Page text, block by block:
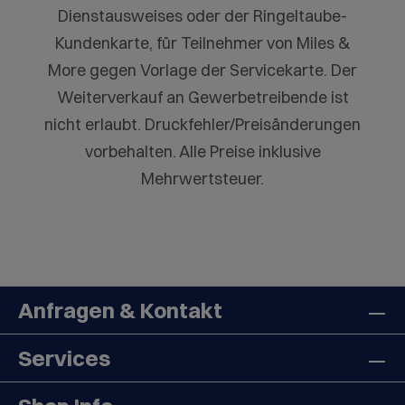
Dienstausweises oder der Ringeltaube-
Kundenkarte, für Teilnehmer von Miles &
More gegen Vorlage der Servicekarte. Der
Weiterverkauf an Gewerbetreibende ist
nicht erlaubt. Druckfehler/Preisänderungen
vorbehalten. Alle Preise inklusive
Mehrwertsteuer.
Anfragen & Kontakt
Services